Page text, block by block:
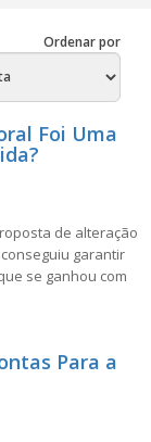
Ordenar por
Foi Uma
de alteração
garantir
se ganhou com
Para a